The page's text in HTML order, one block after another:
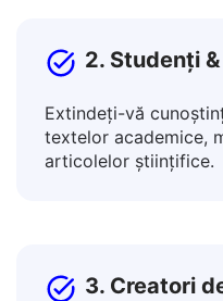
2. Studenți
Extindeți-vă